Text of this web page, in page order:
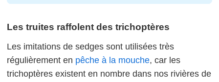
Les truites raffolent des trichoptères
Les imitations de sedges sont utilisées très
régulièrement en pêche à la mouche, car les
trichoptères existent en nombre dans nos rivières de